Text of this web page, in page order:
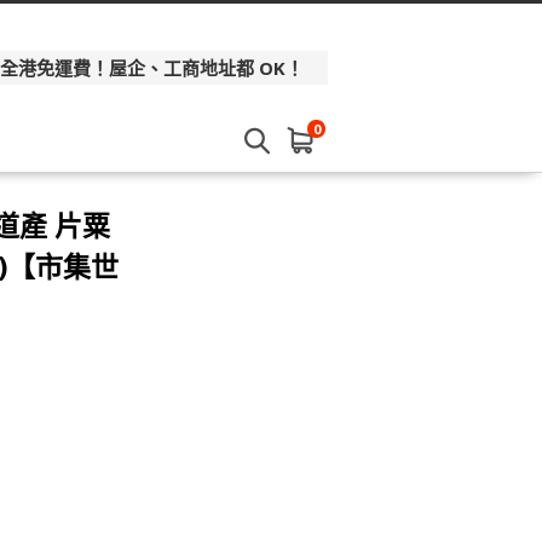
港免運費！屋企、工商地址都 OK！
0
產 片粟
市集世